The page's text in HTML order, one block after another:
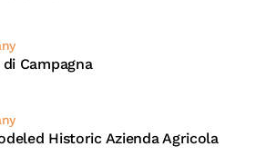
di Campagna
Historic Azienda Agricola